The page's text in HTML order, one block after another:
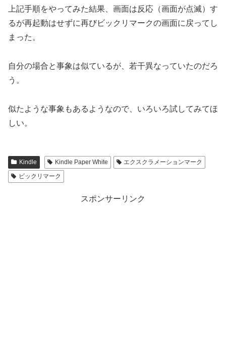
上記手順をやってみた結果、画面は反応（画面が点滅）す
るが再起動はせずに再びビックリマークの画面に戻ってし
まった。
自分の場合と事象は似ているが、若干異なっていたのだろ
う。
似たような事象もあるようなので、いろいろ試してみてほ
しい。
Kindle Kindle Paper White
エクスクラメーションマーク
ビックリマーク
スポンサーリンク